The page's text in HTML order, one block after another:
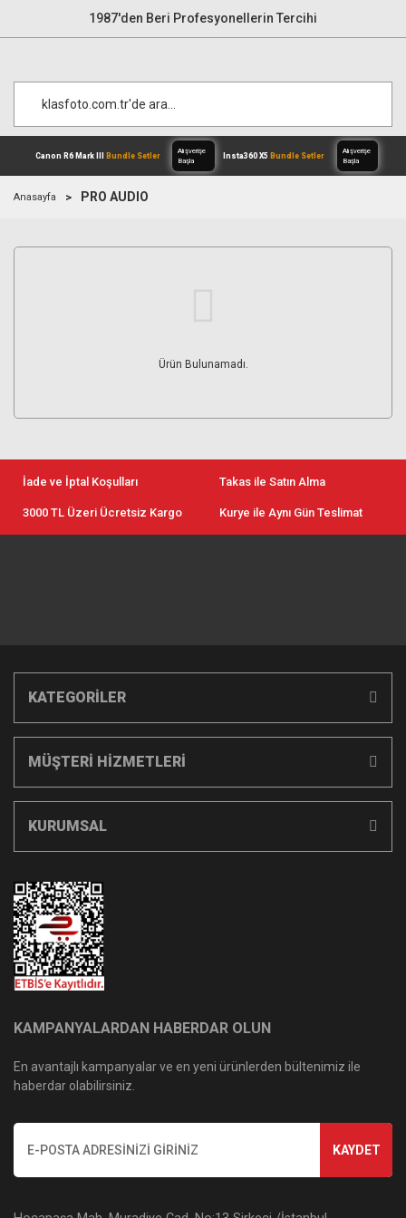
1987'den Beri Profesyonellerin Tercihi
Alışverişe
Anasayfa PRO AUDIO
Ürün Bulunamadı.
İade ve İptal Koşulları Takas ile Satın Alma
3000 TL Üzeri Ücretsiz Kargo Kurye ile Aynı Gün Teslimat
KATEGORİLER
MÜŞTERİ HİZMETLERİ
KURUMSAL
KAMPANYALARDAN HABERDAR OLUN
En avantajlı kampanyalar ve en yeni ürünlerden bültenimiz ile
haberdar olabilirsiniz.
KAYDET